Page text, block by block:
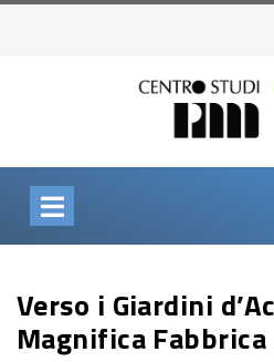
Verso i Giardini
Magnifica Fabbrica